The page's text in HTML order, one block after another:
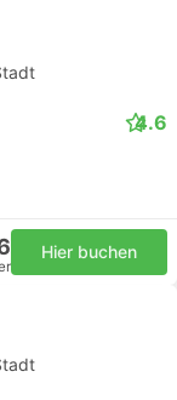
4.6
Hier buchen